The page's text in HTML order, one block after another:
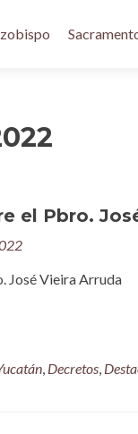
el Pbro.
José Vieira Arruda
, Decretos,